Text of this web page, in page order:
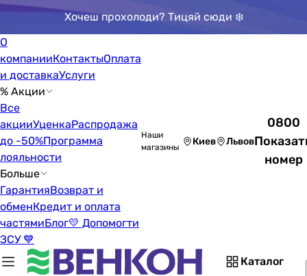
Хочеш прохолоди? Тицяй сюди ❄️
О
компанииКонтактыОплата
и доставкаУслуги
% Акции
Все
акцииУценкаРаспродажа
до -50%Программа
лояльности
Больше
ГарантияВозврат и
обменКредит и оплата
частямиБлог💛 Допомогти
ЗСУ 💙
Наши
магазины
Киев Львов
0800
номер
Каталог